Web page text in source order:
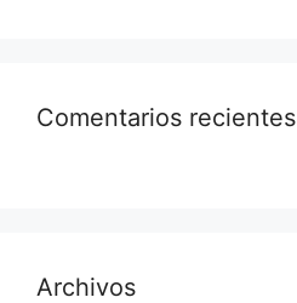
Comentarios recientes
Archivos